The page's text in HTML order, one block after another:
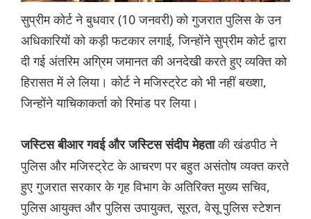
सुप्रीम कोर्ट ने बुधवार (10 जनवरी) को गुजरात पुलिस के उन
अधिकारियों को कड़ी फटकार लगाई, जिन्होंने सुप्रीम कोर्ट द्वारा
दी गई अंतरिम अग्रिम जमानत की अनदेखी करते हुए व्यक्ति को
हिरासत में ले लिया। कोर्ट ने मजिस्ट्रेट को भी नहीं बख्शा,
जिन्होंने याचिकाकर्ता को रिमांड पर लिया।
जस्टिस बीआर गवई और जस्टिस संदीप मेहताकी खंडपीठ ने
पुलिस और मजिस्ट्रेट के आचरण पर बहुत असंतोष व्यक्त करते
हुए गुजरात सरकार के गृह विभाग के अतिरिक्त मुख्य सचिव,
पुलिस आयुक्त और पुलिस उपायुक्त, सूरत, वेसू पुलिस स्टेशन